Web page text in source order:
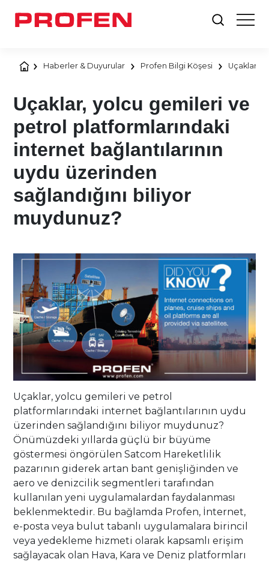
Haberler & Duyurular Profen Bilgi Köşesi Uçaklar,
Uçaklar, yolcu gemileri ve
petrol platformlarındaki
internet bağlantılarının
uydu üzerinden
sağlandığını biliyor
muydunuz?
Uçaklar, yolcu gemileri ve petrol
platformlarındaki internet bağlantılarının uydu
üzerinden sağlandığını biliyor muydunuz?
Önümüzdeki yıllarda güçlü bir büyüme
göstermesi öngörülen Satcom Hareketlilik
pazarının giderek artan bant genişliğinden ve
aero ve denizcilik segmentleri tarafından
kullanılan yeni uygulamalardan faydalanması
beklenmektedir. Bu bağlamda Profen, İnternet,
e-posta veya bulut tabanlı uygulamalara birincil
veya yedekleme hizmeti olarak kapsamlı erişim
sağlayacak olan Hava, Kara ve Deniz platformları